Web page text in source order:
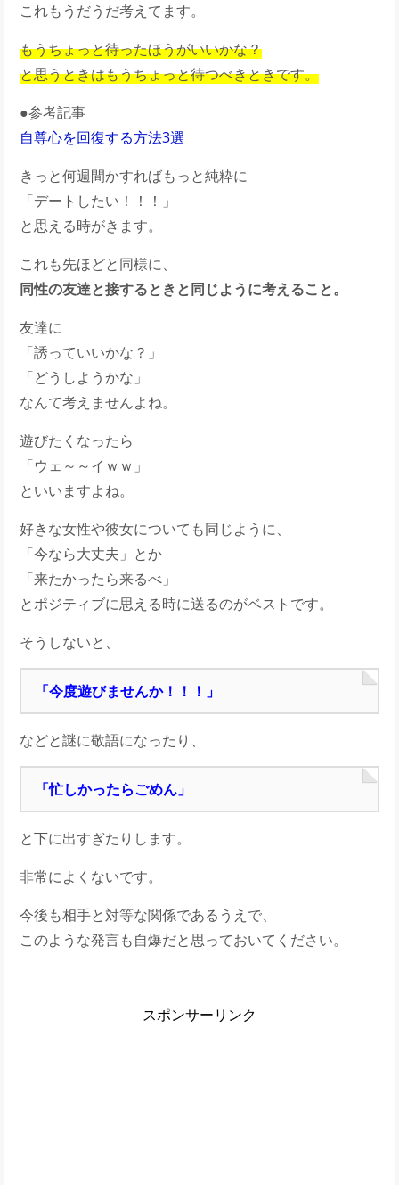
これもうだうだ考えてます。
もうちょっと待ったほうがいいかな？
と思うときはもうちょっと待つべきときです。
●参考記事
自尊心を回復する方法3選
きっと何週間かすればもっと純粋に
「デートしたい！！！」
と思える時がきます。
これも先ほどと同様に、
同性の友達と接するときと同じように考えること。
友達に
「誘っていいかな？」
「どうしようかな」
なんて考えませんよね。
遊びたくなったら
「ウェ～～イｗｗ」
といいますよね。
好きな女性や彼女についても同じように、
「今なら大丈夫」とか
「来たかったら来るべ」
とポジティブに思える時に送るのがベストです。
そうしないと、
「今度遊びませんか！！！」
などと謎に敬語になったり、
「忙しかったらごめん」
と下に出すぎたりします。
非常によくないです。
今後も相手と対等な関係であるうえで、
このような発言も自爆だと思っておいてください。
スポンサーリンク